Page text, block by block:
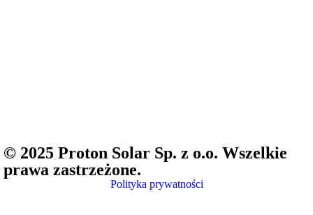
© 2025 Proton Solar Sp. z o.o. Wszelkie
prawa zastrzeżone.
Polityka prywatności